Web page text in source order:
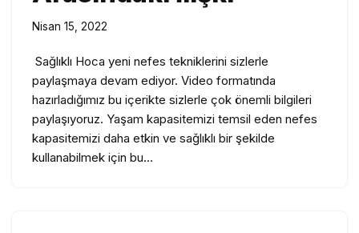
Nisan 15, 2022
Sağlıklı Hoca yeni nefes tekniklerini sizlerle
paylaşmaya devam ediyor. Video formatında
hazırladığımız bu içerikte sizlerle çok önemli bilgileri
paylaşıyoruz. Yaşam kapasitemizi temsil eden nefes
kapasitemizi daha etkin ve sağlıklı bir şekilde
kullanabilmek için bu…